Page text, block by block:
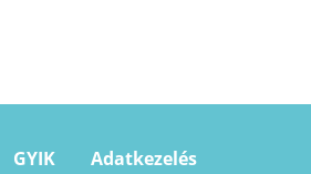
GYIK Adatkezelés